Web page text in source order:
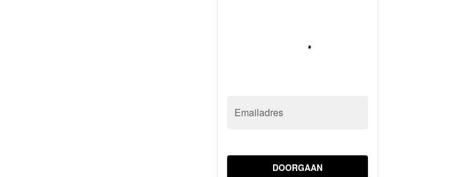
Emailadres
DOORGAAN